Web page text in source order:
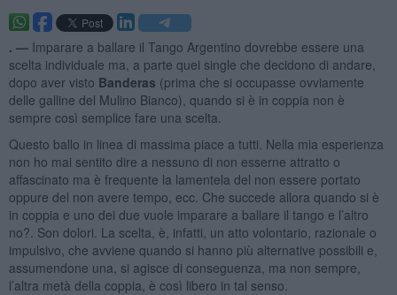
. — Imparare a ballare il Tango Argentino dovrebbe essere una
scelta individuale ma, a parte quei single che decidono di andare,
dopo aver visto Banderas (prima che si occupasse ovviamente
delle galline del Mulino Bianco), quando si è in coppia non è
sempre così semplice fare una scelta.
Questo ballo in linea di massima piace a tutti. Nella mia esperienza
non ho mai sentito dire a nessuno di non esserne attratto o
affascinato ma è frequente la lamentela del non essere portato
oppure del non avere tempo, ecc. Che succede allora quando si è
in coppia e uno dei due vuole imparare a ballare il tango e l’altro
no?. Son dolori. La scelta, è, infatti, un atto volontario, razionale o
impulsivo, che avviene quando si hanno più alternative possibili e,
assumendone una, si agisce di conseguenza, ma non sempre,
l’altra metà della coppia, è così libero in tal senso.